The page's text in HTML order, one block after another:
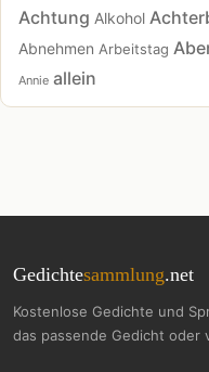
Achtung Alkohol
Abnehmen Arbeitstag
Annie allein
Gedichtesammlung.net
Kostenlose Gedichte und
das passende Gedicht